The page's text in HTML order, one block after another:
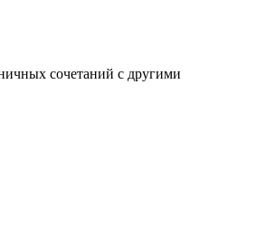
сочетаний с другими